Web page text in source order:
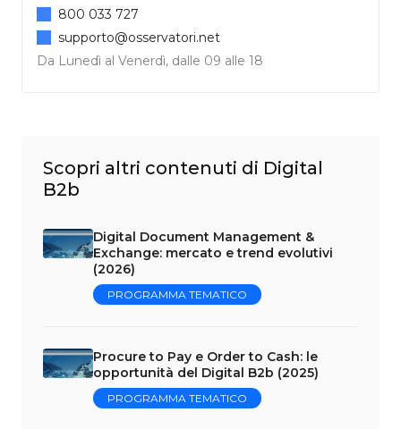
Da Lunedì al Venerdì, dalle 09 alle 18
800 033 727
supporto@osservatori.net
Scopri altri contenuti di Digital
B2b
Digital Document Management &
Exchange: mercato e trend evolutivi
(2026)
PROGRAMMA TEMATICO
Procure to Pay e Order to Cash: le
opportunità del Digital B2b (2025)
PROGRAMMA TEMATICO